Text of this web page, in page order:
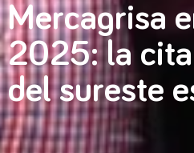
Mercagrisa
2025: la
del sureste